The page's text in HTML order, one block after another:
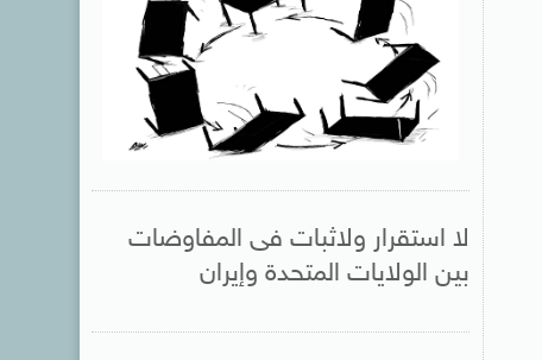
لا استقرار ولاثبات فى المفاوضات
بين الولايات المتحدة وإيران